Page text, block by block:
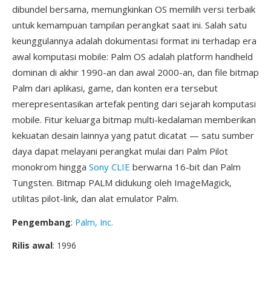
dibundel bersama, memungkinkan OS memilih versi terbaik
untuk kemampuan tampilan perangkat saat ini. Salah satu
keunggulannya adalah dokumentasi format ini terhadap era
awal komputasi mobile: Palm OS adalah platform handheld
dominan di akhir 1990-an dan awal 2000-an, dan file bitmap
Palm dari aplikasi, game, dan konten era tersebut
merepresentasikan artefak penting dari sejarah komputasi
mobile. Fitur keluarga bitmap multi-kedalaman memberikan
kekuatan desain lainnya yang patut dicatat — satu sumber
daya dapat melayani perangkat mulai dari Palm Pilot
monokrom hingga Sony CLIE berwarna 16-bit dan Palm
Tungsten. Bitmap PALM didukung oleh ImageMagick,
utilitas pilot-link, dan alat emulator Palm.
Pengembang: Palm, Inc.
Rilis awal: 1996